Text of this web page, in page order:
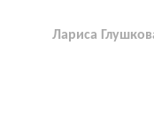
Лариса